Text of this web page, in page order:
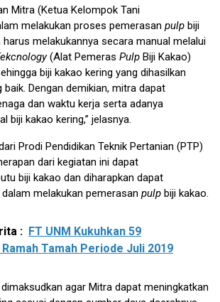
Mitra (Ketua Kelompok Tani
melakukan proses pemerasan pulp biji
harus melakukannya secara manual melalui
(Alat Pemeras Pulp Biji Kakao)
biji kakao kering yang dihasilkan
Dengan demikian, mitra dapat
dan waktu kerja serta adanya
biji kakao kering,” jelasnya.
Prodi Pendidikan Teknik Pertanian (PTP)
dari kegiatan ini dapat
biji kakao dan diharapkan dapat
melakukan pemerasan pulp biji kakao.
: FT UNM Kukuhkan 59
Tamah Periode Juli 2019
agar Mitra dapat meningkatkan